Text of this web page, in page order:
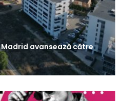
avansează către